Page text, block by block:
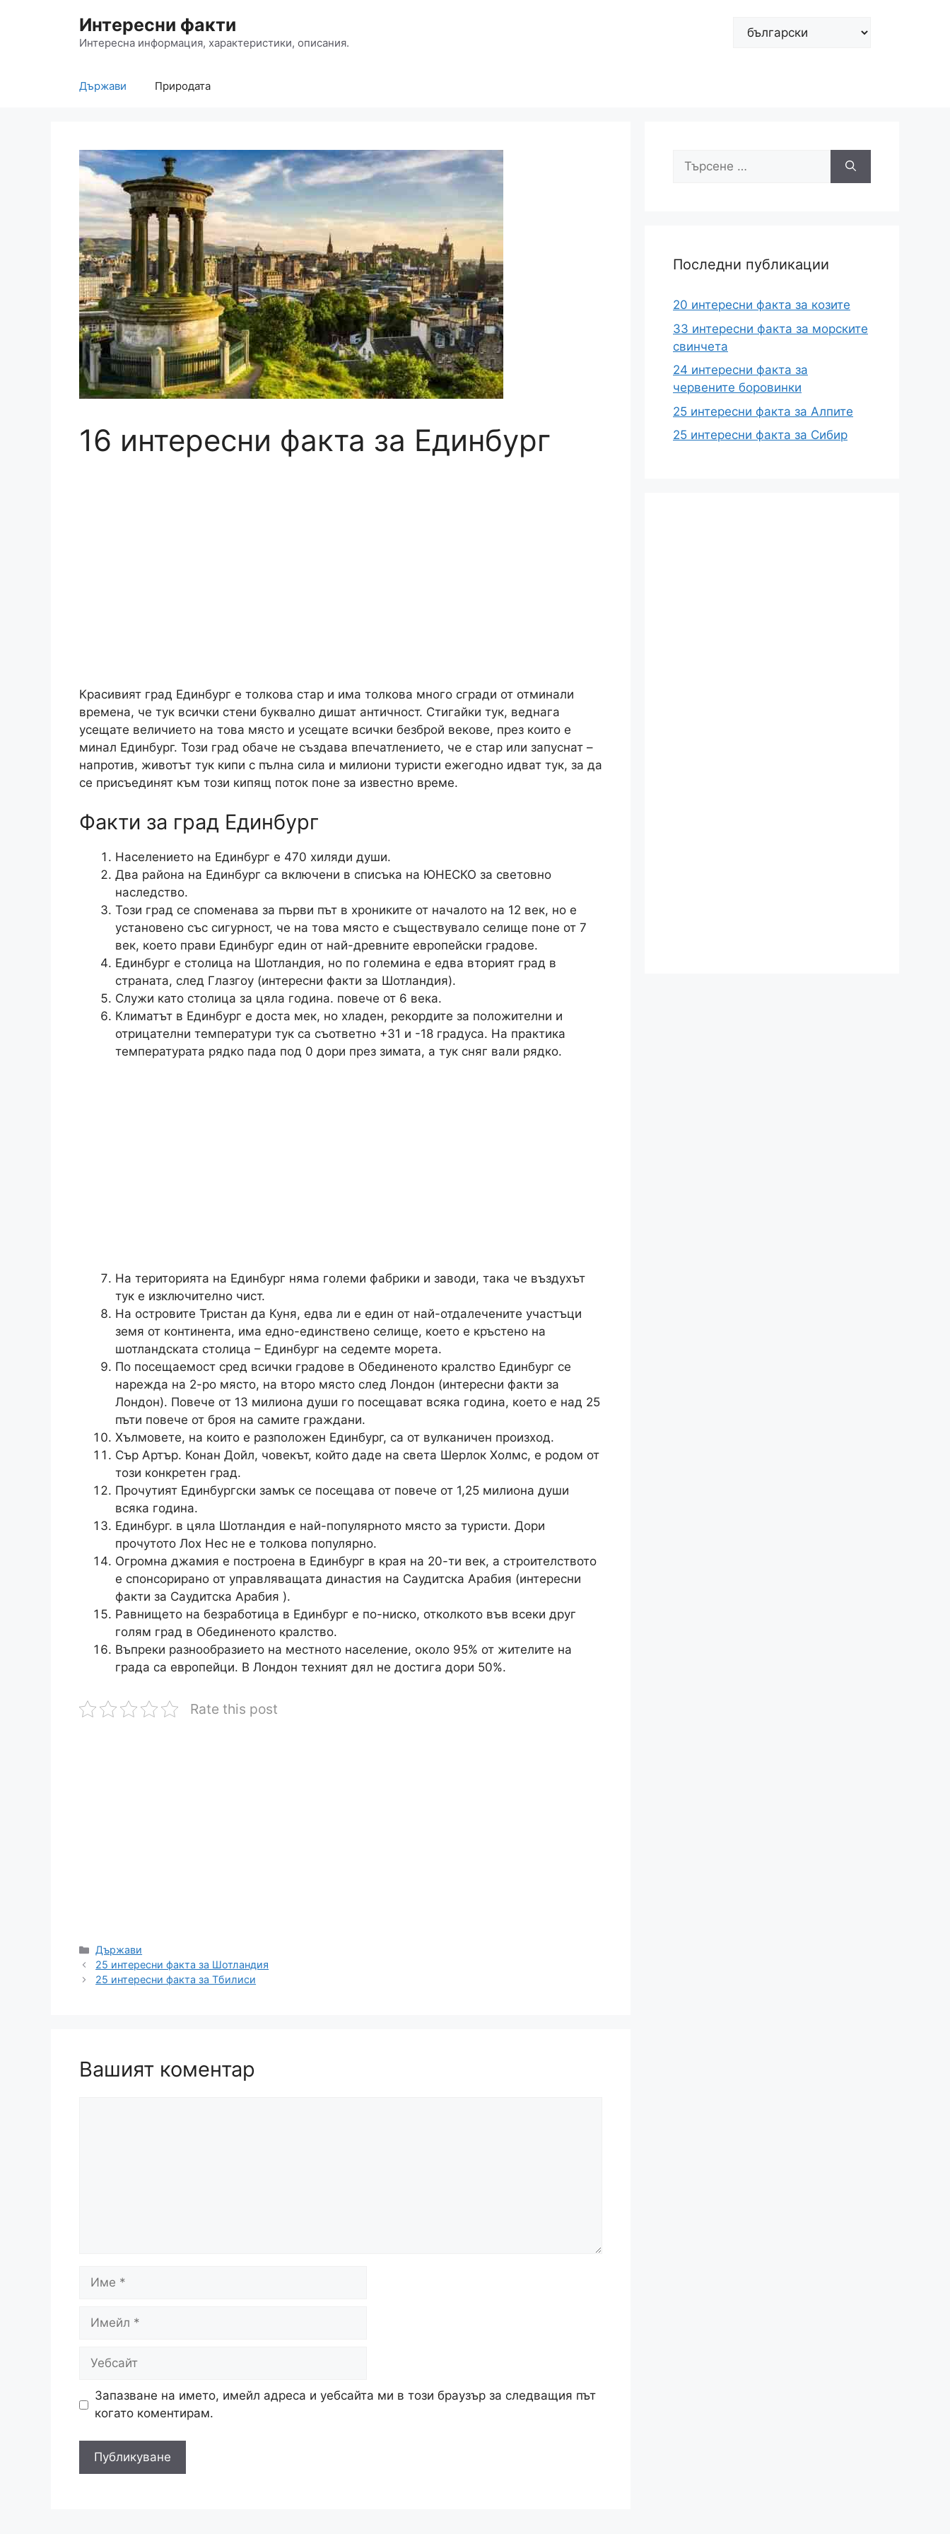
съдържаниетоИнтересни факти
Интересна информация, характеристики, описания.
Изберете
Държави Природата
16 интересни факта за Единбург
Красивият град Единбург е толкова стар и има толкова много сгради от отминали
времена, че тук всички стени буквално дишат античност. Стигайки тук, веднага
усещате величието на това място и усещате всички безброй векове, през които е
минал Единбург. Този град обаче не създава впечатлението, че е стар или запуснат –
напротив, животът тук кипи с пълна сила и милиони туристи ежегодно идват тук, за да
се присъединят към този кипящ поток поне за известно време.
Факти за град Единбург
Населението на Единбург е 470 хиляди души.
Два района на Единбург са включени в списъка на ЮНЕСКО за световно
наследство.
Този град се споменава за първи път в хрониките от началото на 12 век, но е
установено със сигурност, че на това място е съществувало селище поне от 7
век, което прави Единбург един от най-древните европейски градове.
Единбург е столица на Шотландия, но по големина е едва вторият град в
страната, след Глазгоу (интересни факти за Шотландия).
Служи като столица за цяла година. повече от 6 века.
Климатът в Единбург е доста мек, но хладен, рекордите за положителни и
отрицателни температури тук са съответно +31 и -18 градуса. На практика
температурата рядко пада под 0 дори през зимата, а тук сняг вали рядко.
На територията на Единбург няма големи фабрики и заводи, така че въздухът
тук е изключително чист.
На островите Тристан да Куня, едва ли е един от най-отдалечените участъци
земя от континента, има едно-единствено селище, което е кръстено на
шотландската столица – Единбург на седемте морета.
По посещаемост сред всички градове в Обединеното кралство Единбург се
нарежда на 2-ро място, на второ място след Лондон (интересни факти за
Лондон). Повече от 13 милиона души го посещават всяка година, което е над 25
пъти повече от броя на самите граждани.
Хълмовете, на които е разположен Единбург, са от вулканичен произход.
Сър Артър. Конан Дойл, човекът, който даде на света Шерлок Холмс, е родом от
този конкретен град.
Прочутият Единбургски замък се посещава от повече от 1,25 милиона души
всяка година.
Единбург. в цяла Шотландия е най-популярното място за туристи. Дори
прочутото Лох Нес не е толкова популярно.
Огромна джамия е построена в Единбург в края на 20-ти век, а строителството
е спонсорирано от управляващата династия на Саудитска Арабия (интересни
факти за Саудитска Арабия ).
Равнището на безработица в Единбург е по-ниско, отколкото във всеки друг
голям град в Обединеното кралство.
Въпреки разнообразието на местното население, около 95% от жителите на
града са европейци. В Лондон техният дял не достига дори 50%.
Rate this post
Категории
Държави
25 интересни факта за Шотландия
25 интересни факта за Тбилиси
Вашият коментар
Име
Имейл
Уебсайт
Запазване на името, имейл адреса и уебсайта ми в този браузър за следващия път
когато коментирам.
Търсене
Последни публикации
20 интересни факта за козите
33 интересни факта за морските
свинчета
24 интересни факта за
червените боровинки
25 интересни факта за Алпите
25 интересни факта за Сибир